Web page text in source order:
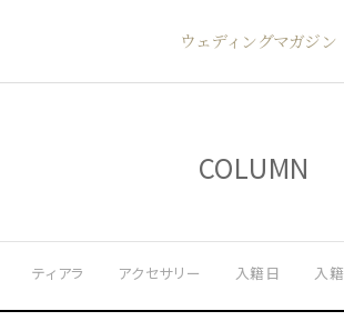
ウェディングマガジン
COLUMN
ティアラ アクセサリー 入籍日 入籍